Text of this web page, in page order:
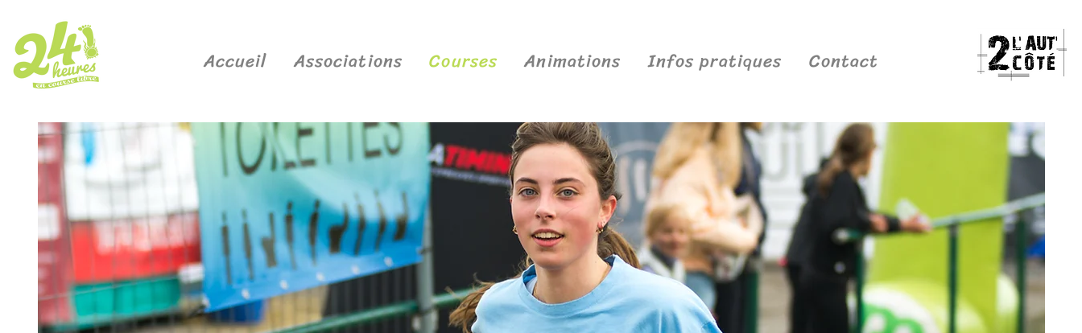
Accueil Associations Courses Animations Infos pratiques Contact